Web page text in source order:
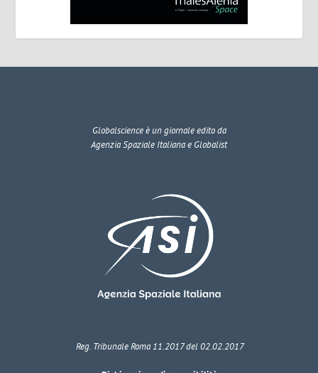
Globalscienceè un giornale edito da
Agenzia Spaziale Italiana e Globalist
Reg. Tribunale Roma 11.2017 del 02.02.2017